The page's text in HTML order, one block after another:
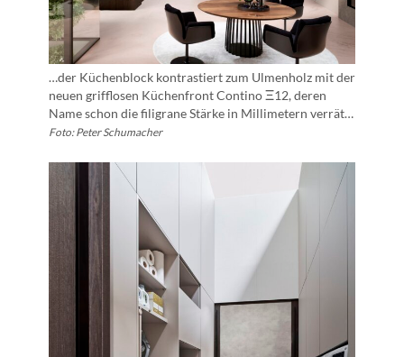
…der Küchenblock kontrastiert zum Ulmenholz mit der
neuen grifflosen Küchenfront Contino Ξ12, deren
Name schon die filigrane Stärke in Millimetern verrät…
Foto: Peter Schumacher